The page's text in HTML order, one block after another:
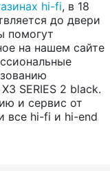
hi-fi, в 18
до двери
помогут
на нашем сайте
SERIES 2 black.
и сервис от
все hi-fi и hi-end